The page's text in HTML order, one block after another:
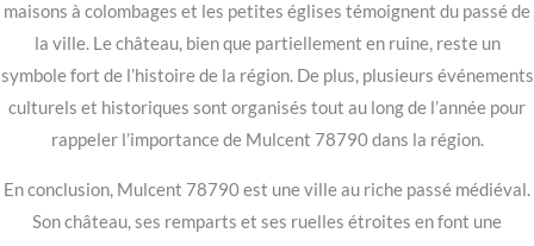
maisons à colombages et les petites églises témoignent du passé de
la ville. Le château, bien que partiellement en ruine, reste un
symbole fort de l’histoire de la région. De plus, plusieurs événements
culturels et historiques sont organisés tout au long de l’année pour
rappeler l’importance de Mulcent 78790 dans la région.
En conclusion, Mulcent 78790 est une ville au riche passé médiéval.
Son château, ses remparts et ses ruelles étroites en font une